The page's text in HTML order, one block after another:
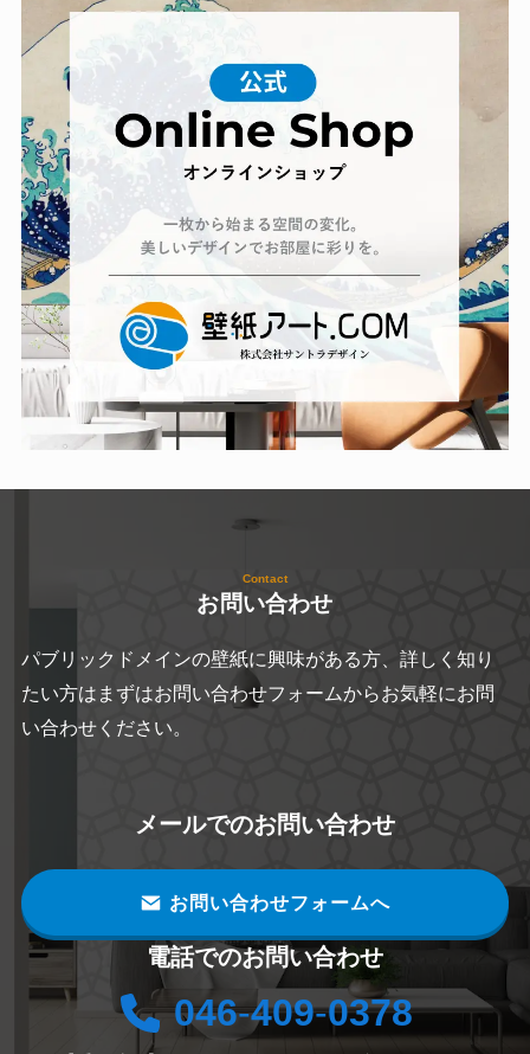
Contact
お問い合わせ
パブリックドメインの壁紙に興味がある方、詳しく知り
たい方はまずはお問い合わせフォームからお気軽にお問
い合わせください。
メールでのお問い合わせ
お問い合わせフォームへ
電話でのお問い合わせ
046-409-0378